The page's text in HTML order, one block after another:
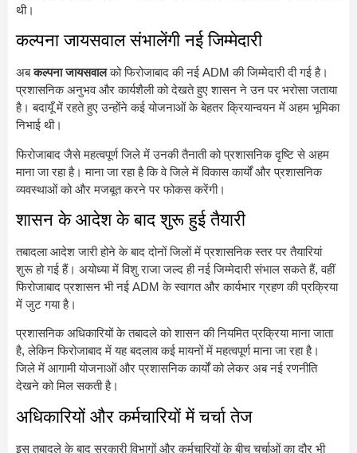
थी।
कल्पना जायसवाल संभालेंगी नई जिम्मेदारी
अबकल्पना जायसवालको फिरोजाबाद की नई ADM की जिम्मेदारी दी गई है।
प्रशासनिक अनुभव और कार्यशैली को देखते हुए शासन ने उन पर भरोसा जताया
है। बदायूँ में रहते हुए उन्होंने कई योजनाओं के बेहतर क्रियान्वयन में अहम भूमिका
निभाई थी।
फिरोजाबाद जैसे महत्वपूर्ण जिले में उनकी तैनाती को प्रशासनिक दृष्टि से अहम
माना जा रहा है। माना जा रहा है कि वे जिले में विकास कार्यों और प्रशासनिक
व्यवस्थाओं को और मजबूत करने पर फोकस करेंगी।
शासन के आदेश के बाद शुरू हुई तैयारी
तबादला आदेश जारी होने के बाद दोनों जिलों में प्रशासनिक स्तर पर तैयारियां
शुरू हो गई हैं। अयोध्या में विशु राजा जल्द ही नई जिम्मेदारी संभाल सकते हैं, वहीं
फिरोजाबाद प्रशासन भी नई ADM के स्वागत और कार्यभार ग्रहण की प्रक्रिया
में जुट गया है।
प्रशासनिक अधिकारियों के तबादले को शासन की नियमित प्रक्रिया माना जाता
है, लेकिन फिरोजाबाद में यह बदलाव कई मायनों में महत्वपूर्ण माना जा रहा है।
जिले में आगामी योजनाओं और प्रशासनिक कार्यों को लेकर अब नई रणनीति
देखने को मिल सकती है।
अधिकारियों और कर्मचारियों में चर्चा तेज
इस तबादले के बाद सरकारी विभागों और कर्मचारियों के बीच चर्चाओं का दौर भी